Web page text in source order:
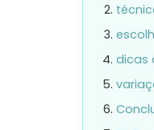
dicas